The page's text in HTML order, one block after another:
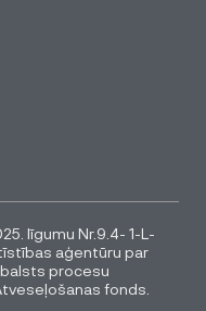
līgumu Nr.9.4- 1-L-
aģentūru par
procesu
fonds.